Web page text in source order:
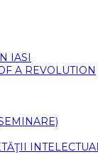
IASI
A REVOLUTION